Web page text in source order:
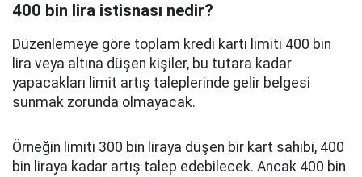
400 bin lira istisnası nedir?
Düzenlemeye göre toplam kredi kartı limiti 400 bin
lira veya altına düşen kişiler, bu tutara kadar
yapacakları limit artış taleplerinde gelir belgesi
sunmak zorunda olmayacak.
Örneğin limiti 300 bin liraya düşen bir kart sahibi, 400
bin liraya kadar artış talep edebilecek. Ancak 400 bin